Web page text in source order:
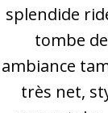
splendide
tombe
ambiance
très net,